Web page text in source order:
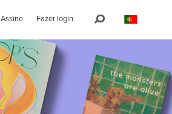
Assine Fazer login